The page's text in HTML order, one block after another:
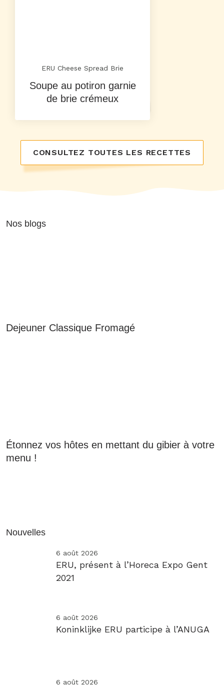
ERU Cheese Spread Brie
Soupe au potiron garnie
de brie crémeux
CONSULTEZ TOUTES LES RECETTES
Nos blogs
Dejeuner Classique Fromagé
Étonnez vos hôtes en mettant du gibier à votre
menu !
Nouvelles
6 août 2026
ERU, présent à l’Horeca Expo Gent
2021
6 août 2026
Koninklijke ERU participe à l’ANUGA
6 août 2026